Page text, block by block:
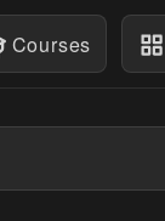
Courses